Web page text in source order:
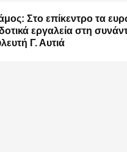
Στο επίκεντρο τα
εργαλεία στη
Γ. Αυτιά